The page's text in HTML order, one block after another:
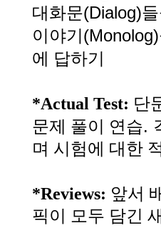
대화문(Dialog)
이야기 (Monolog)
에 답하기
*Actual Test: 단
문제 풀이 연습.
며 시험에 대한
*Reviews: 앞서
픽이 모두 담긴